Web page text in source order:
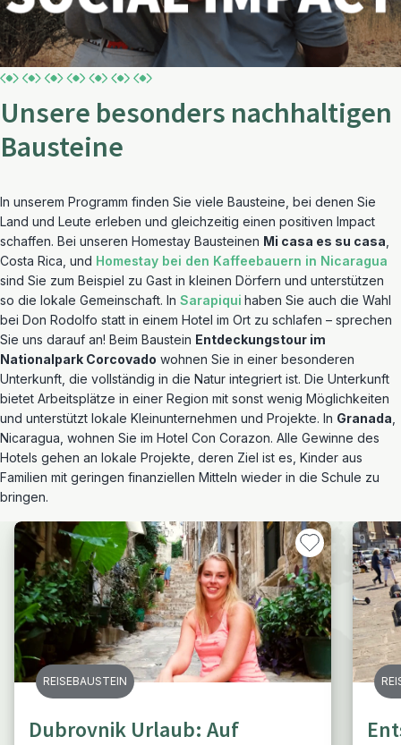
Unsere besonders nachhaltigen
Bausteine
In unserem Programm finden Sie viele Bausteine, bei denen Sie
Land und Leute erleben und gleichzeitig einen positiven Impact
schaffen. Bei unseren Homestay Bausteinen Mi casa es su casa
Costa Rica, und Homestay bei den Kaffeebauern in Nicaragua
sind Sie zum Beispiel zu Gast in kleinen Dörfern und unterstützen
so die lokale Gemeinschaft. In Sarapiqui haben Sie auch die Wahl
bei Don Rodolfo statt in einem Hotel im Ort zu schlafen – sprechen
Sie uns darauf an! Beim Baustein Entdeckungstour im
Nationalpark Corcovado wohnen Sie in einer besonderen
Unterkunft, die vollständig in die Natur integriert ist. Die Unterkunft
bietet Arbeitsplätze in einer Region mit sonst wenig Möglichkeiten
und unterstützt lokale Kleinunternehmen und Projekte. In Granada
Nicaragua, wohnen Sie im Hotel Con Corazon. Alle Gewinne des
Hotels gehen an lokale Projekte, deren Ziel ist es, Kinder aus
Familien mit geringen finanziellen Mitteln wieder in die Schule zu
bringen.
REISEBAUSTEIN
Dubrovnik Urlaub: Auf